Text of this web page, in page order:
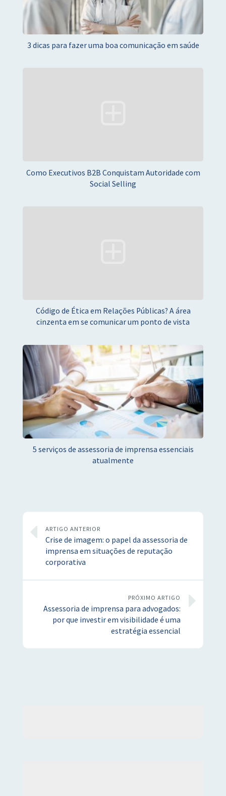
3 dicas para fazer uma boa comunicação em saúde
Como Executivos B2B Conquistam Autoridade com
Social Selling
Código de Ética em Relações Públicas? A área
cinzenta em se comunicar um ponto de vista
5 serviços de assessoria de imprensa essenciais
atualmente
ARTIGO ANTERIOR
Crise de imagem: o papel da assessoria de
imprensa em situações de reputação
corporativa
PRÓXIMO ARTIGO
Assessoria de imprensa para advogados:
por que investir em visibilidade é uma
estratégia essencial